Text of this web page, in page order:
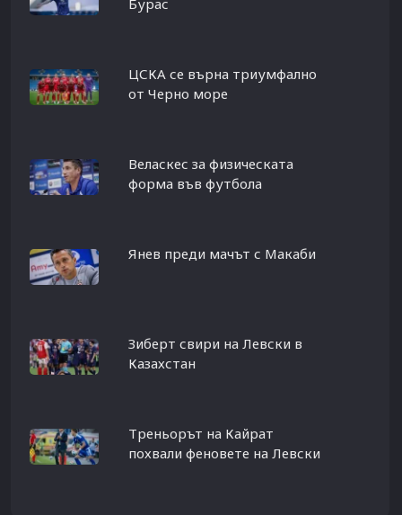
ЦСКА се върна триумфално
от Черно море
Веласкес за физическата
форма във футбола
Янев преди мачът с Макаби
Зиберт свири на Левски в
Казахстан
Треньорът на Кайрат
похвали феновете на Левски